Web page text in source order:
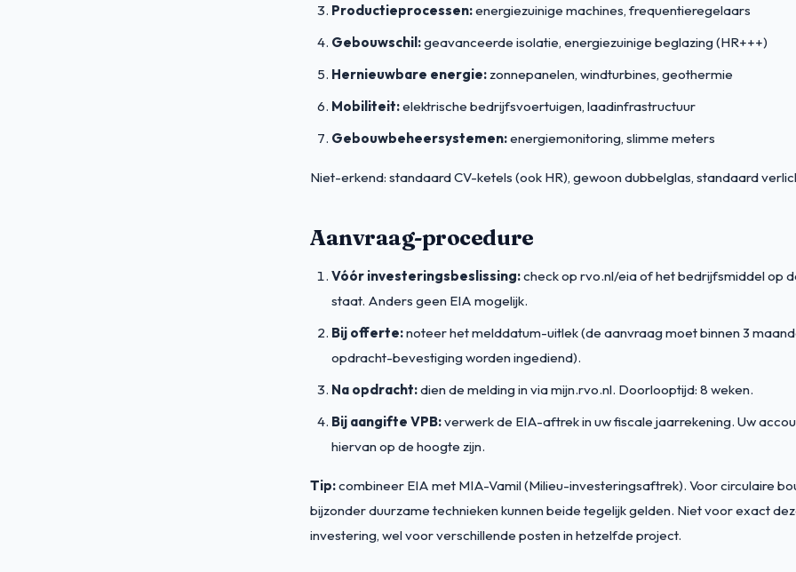
Productieprocessen:energiezuinige machines, frequentieregelaars
Gebouwschil:geavanceerde isolatie, energiezuinige beglazing (HR+++)
Hernieuwbare energie: zonnepanelen, windturbines, geothermie
Mobiliteit:elektrische bedrijfsvoertuigen, laadinfrastructuur
Gebouwbeheersystemen:energiemonitoring, slimme meters
Niet-erkend: standaard CV-ketels (ook HR), gewoon dubbelglas, standaard
Aanvraag-procedure
Vóór investeringsbeslissing:check op rvo.nl/eia of het bedrijfsmiddel op
staat. Anders geen EIA mogelijk.
Bij offerte:noteer het melddatum-uitlek (de aanvraag moet binnen 3
opdracht-bevestiging worden ingediend).
Na opdracht:dien de melding in via mijn.rvo.nl. Doorlooptijd: 8 weken.
Bij aangifte VPB:verwerk de EIA-aftrek in uw fiscale jaarrekening. Uw
hiervan op de hoogte zijn.
Tip:combineer EIA met MIA-Vamil (Milieu-investeringsaftrek). Voor circulaire
bijzonder duurzame technieken kunnen beide tegelijk gelden. Niet voor exact
investering, wel voor verschillende posten in hetzelfde project.